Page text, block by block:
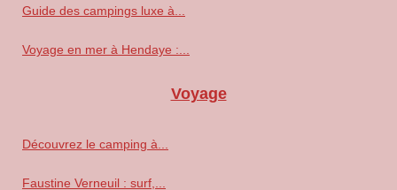
Guide des campings luxe à...
Voyage en mer à Hendaye :...
Voyage
Découvrez le camping à...
Faustine Verneuil : surf,...